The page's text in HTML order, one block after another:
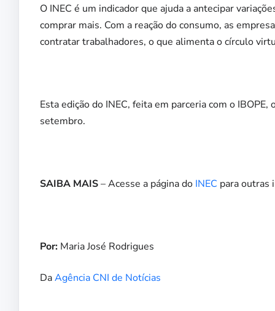
O INEC é um indicador que ajuda a antecipar
comprar mais. Com a reação do consumo, as
contratar trabalhadores, o que alimenta o círculo
Esta edição do INEC, feita em parceria com o
setembro.
SAIBA MAIS– Acesse a página do INEC para outras
Por: Maria José Rodrigues
DaAgência CNI de Notícias